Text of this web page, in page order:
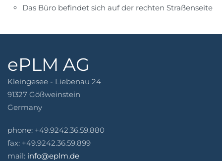
Das Büro befindet sich auf der rechten Straßenseite
ePLM AG
Kleingesee - Liebenau 24
91327 Gößweinstein
Germany
phone: +49.9242.36.59.880
fax: +49.9242.36.59.899
mail: info@eplm.de